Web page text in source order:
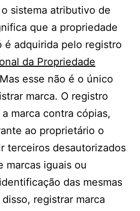
sistema atributivo de
que a propriedade
é adquirida pelo registro
da Propriedade
esse não é o único
marca. O registro
marca contra cópias,
ao proprietário o
terceiros desautorizados
marcas iguais ou
das mesmas
registrar marca